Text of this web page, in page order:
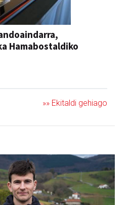
Hamabostaldiko
»» Ekitaldi gehiago